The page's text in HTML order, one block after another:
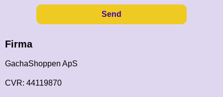
Send
Firma
GachaShoppen ApS
CVR: 44119870